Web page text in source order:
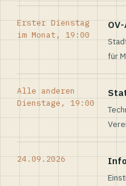
Erster Dienstag
im Monat, 19:00
für
Alle anderen
Dienstage, 19:00
24.09.2026